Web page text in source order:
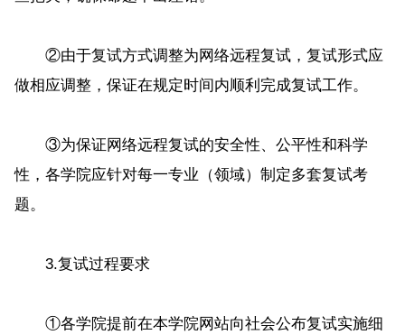
②由于复试方式调整为网络远程复试，复试形式应
做相应调整，保证在规定时间内顺利完成复试工作。
③为保证网络远程复试的安全性、公平性和科学
性，各学院应针对每一专业（领域）制定多套复试考
题。
3.复试过程要求
①各学院提前在本学院网站向社会公布复试实施细